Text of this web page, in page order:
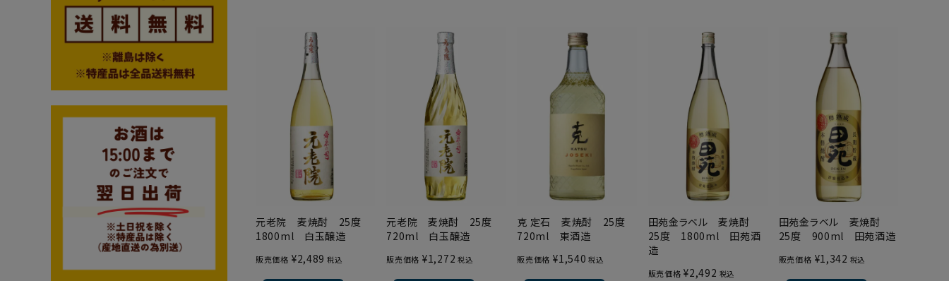
元老院 麦焼酎 25度
1800ml 白玉醸造
販売価格 ¥2,489 税込
元老院 麦焼酎 25度
720ml 白玉醸造
販売価格 ¥1,272 税込
克 定石 麦焼酎 25度
720ml 東酒造
販売価格 ¥1,540 税込
田苑金ラベル 麦焼酎
25度 1800ml 田苑酒
造
販売価格 ¥2,492 税込
田苑金ラベル 麦焼酎
25度 900ml 田苑酒造
販売価格 ¥1,342 税込